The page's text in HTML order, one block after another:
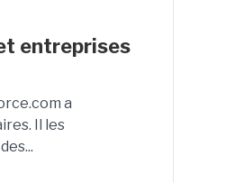
entreprises
a
Il les